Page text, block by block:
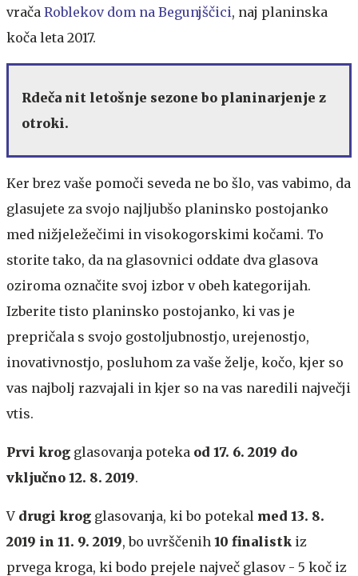
vrača Roblekov dom na Begunjščici, naj planinska
koča leta 2017.
Rdeča nit letošnje sezone bo planinarjenje z
otroki.
Ker brez vaše pomoči seveda ne bo šlo, vas vabimo, da
glasujete za svojo najljubšo planinsko postojanko
med nižjeležečimi in visokogorskimi kočami. To
storite tako, da na glasovnici oddate dva glasova
oziroma označite svoj izbor v obeh kategorijah.
Izberite tisto planinsko postojanko, ki vas je
prepričala s svojo gostoljubnostjo, urejenostjo,
inovativnostjo, posluhom za vaše želje, kočo, kjer so
vas najbolj razvajali in kjer so na vas naredili največji
vtis.
Prvi krog glasovanja poteka od 17. 6. 2019 do
vključno 12. 8. 2019.
V drugi krog glasovanja, ki bo potekal med 13. 8.
2019 in 11. 9. 2019, bo uvrščenih 10 finalistk iz
prvega kroga, ki bodo prejele največ glasov - 5 koč iz